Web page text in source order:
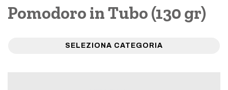
Pomodoro in Tubo (130 gr)
SELEZIONA CATEGORIA